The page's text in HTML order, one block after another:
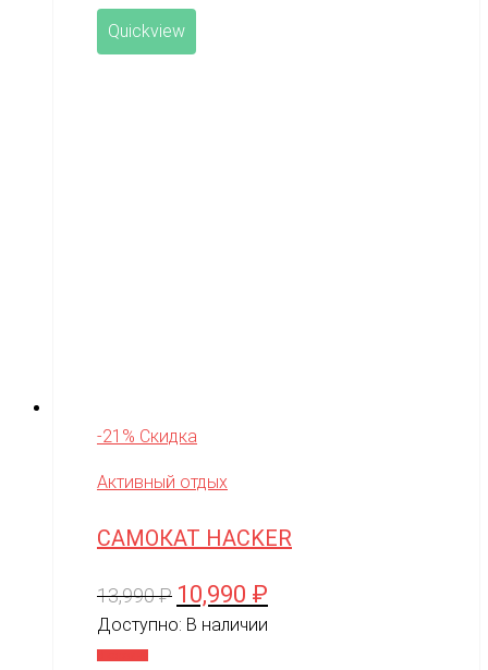
Quickview
-21% Скидка
Активный отдых
САМОКАТ HACKER
13,990₽ Первоначальная
цена
10,990 ₽
Доступно: В наличии